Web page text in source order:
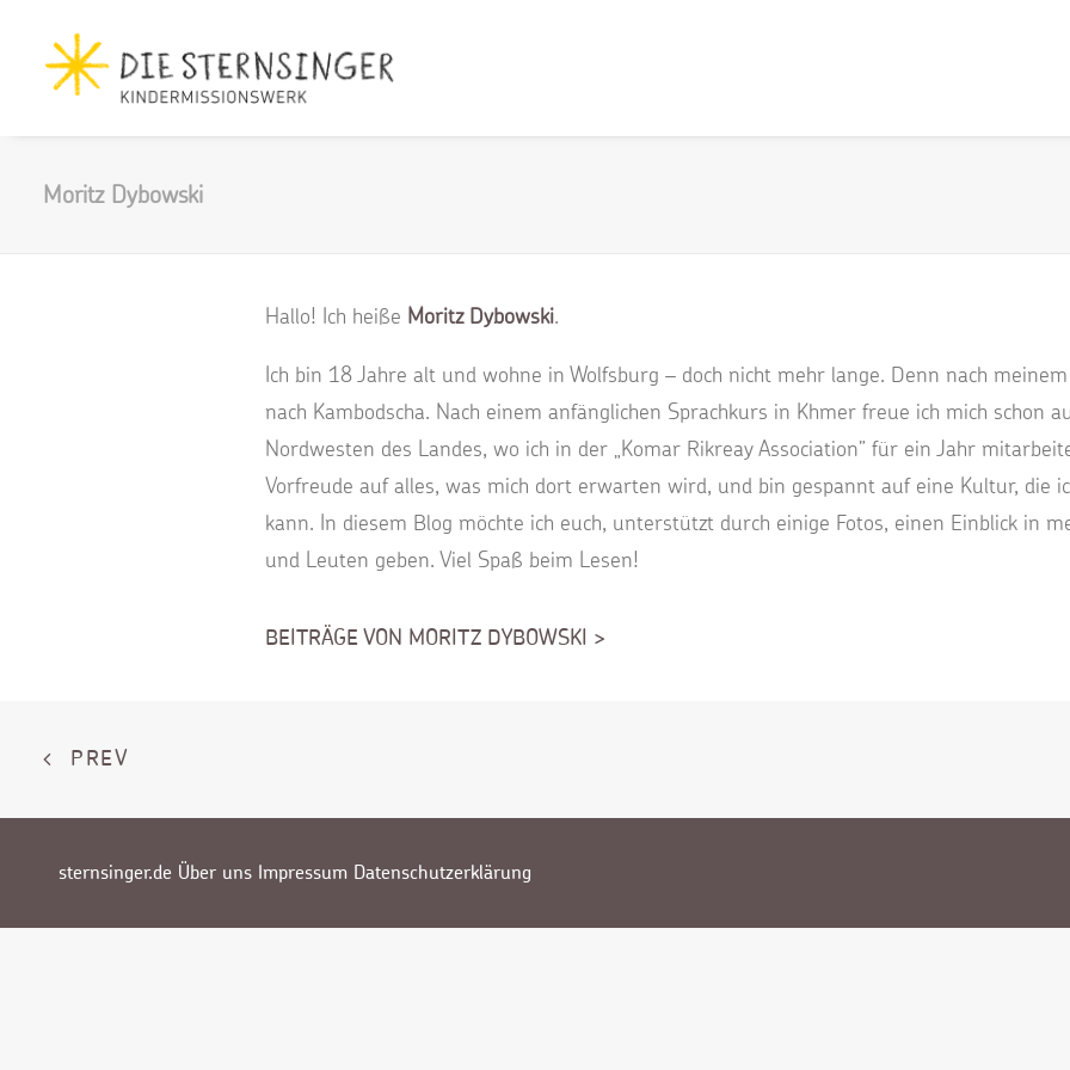
Moritz Dybowski
Hallo! Ich heiße Moritz Dybowski.
Ich bin 18 Jahre alt und wohne in Wolfsburg – doch nicht mehr lange. Denn nach
nach Kambodscha. Nach einem anfänglichen Sprachkurs in Khmer freue ich mich schon
Nordwesten des Landes, wo ich in der „Komar Rikreay Association” für ein Jahr
Vorfreude auf alles, was mich dort erwarten wird, und bin gespannt auf eine Kultur, die
kann. In diesem Blog möchte ich euch, unterstützt durch einige Fotos, einen Einblick in
und Leuten geben. Viel Spaß beim Lesen!
BEITRÄGE VON MORITZ DYBOWSKI >
PREV
sternsinger.de Über uns Impressum Datenschutzerklärung